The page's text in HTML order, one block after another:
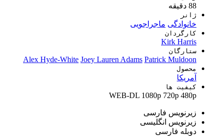
88 دقیقه
ژانر
خانوادگی ماجراجویی
کارگردان
Kirk Harris
ستارگان
Alex Hyde-White Joey Lauren Adams Patrick Muldoon
محصول
آمریکا
کیفیت ها
WEB-DL 1080p 720p 480p
زیرنویس فارسی
زیرنویس انگلیسی
دوبله فارسی